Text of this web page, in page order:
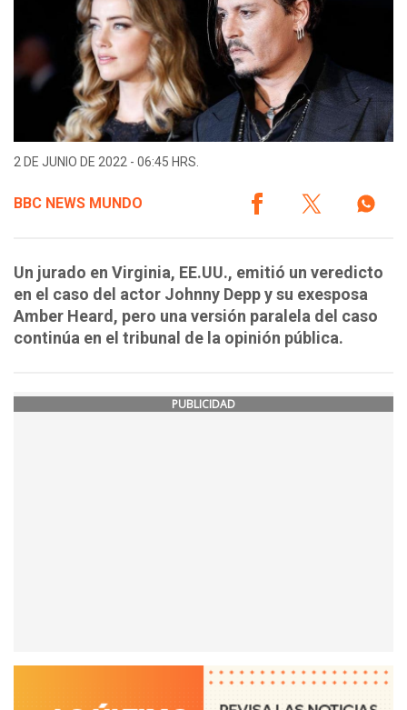
2 DE JUNIO DE 2022 - 06:45 HRS.
BBC NEWS MUNDO
Un jurado en Virginia, EE.UU., emitió un veredicto
en el caso del actor Johnny Depp y su exesposa
Amber Heard, pero una versión paralela del caso
continúa en el tribunal de la opinión pública.
PUBLICIDAD